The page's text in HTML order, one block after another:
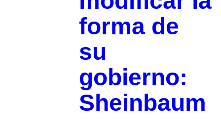
forma de
su
gobierno:
Sheinbaum